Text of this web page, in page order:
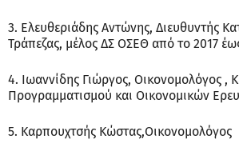
3. Ελευθεριάδης Αντώνης, Διευθυντής
Τράπεζας, μέλος ΔΣ OΣΕΘ από το 2017
4. Ιωαννίδης Γιώργος, Οικονομολόγος ,
Προγραμματισμού και Οικονομικών
5. Καρπουχτσής Κώστας,Οικονομολόγος